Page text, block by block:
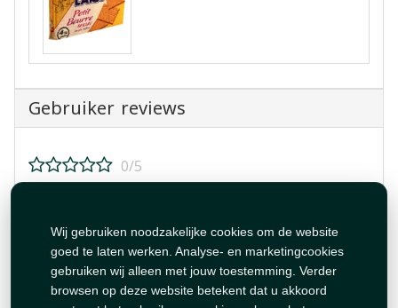
Wij gebruiken noodzakelijke cookies om de website
goed te laten werken. Analyse- en marketingcookies
gebruiken wij alleen met jouw toestemming. Verder
browsen op deze website betekent dat u akkoord
Gebruiker reviews
0/5